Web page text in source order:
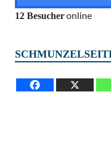
12 Besucheronline